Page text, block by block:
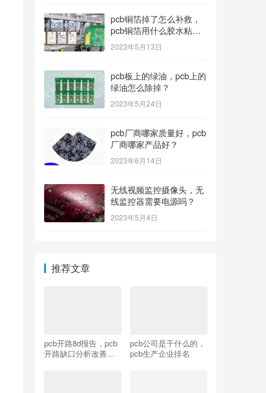
pcb铜箔掉了怎么补救，
pcb铜箔用什么胶水粘上
的？
2023年5月13日
pcb板上的绿油，pcb上的
绿油怎么除掉？
2023年5月24日
pcb厂商哪家质量好，pcb
厂商哪家产品好？
2023年6月14日
无线视频监控摄像头，无
线监控器需要电源吗？
2023年5月4日
推荐文章
pcb开路8d报告，pcb
开路缺口分析改善报
pcb公司是干什么的，
pcb生产企业排名